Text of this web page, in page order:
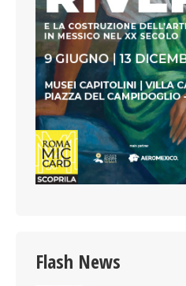
Flash News